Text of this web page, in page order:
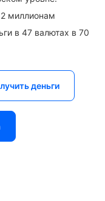
миллионам
в 47 валютах в 70
деньги